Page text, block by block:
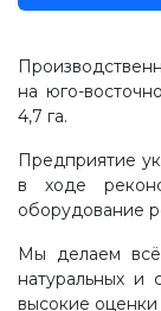
на юго-
4,7 га.
Предприятие
в ходе
оборудование
Мы делаем
натуральных и
высокие оценки